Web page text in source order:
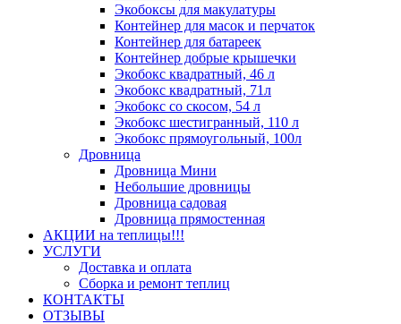
Экобоксы для макулатуры
Контейнер для масок и перчаток
Контейнер для батареек
Контейнер добрые крышечки
Экобокс квадратный, 46 л
Экобокс квадратный, 71л
Экобокс со скосом, 54 л
Экобокс шестигранный, 110 л
Экобокс прямоугольный, 100л
Дровница
Дровница Мини
Небольшие дровницы
Дровница садовая
Дровница прямостенная
АКЦИИ на теплицы!!!
УСЛУГИ
Доставка и оплата
Сборка и ремонт теплиц
КОНТАКТЫ
ОТЗЫВЫ